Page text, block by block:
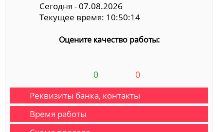
Сегодня - 07.08.2026
Текущее время: 10:50:14
Оцените качество работы:
0 0
Реквизиты банка, контакты
Время работы